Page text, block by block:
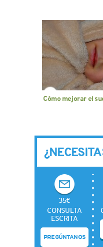
Cómo mejorar el
35€
CONSULTA
ESCRITA
PREGÚNTANOS